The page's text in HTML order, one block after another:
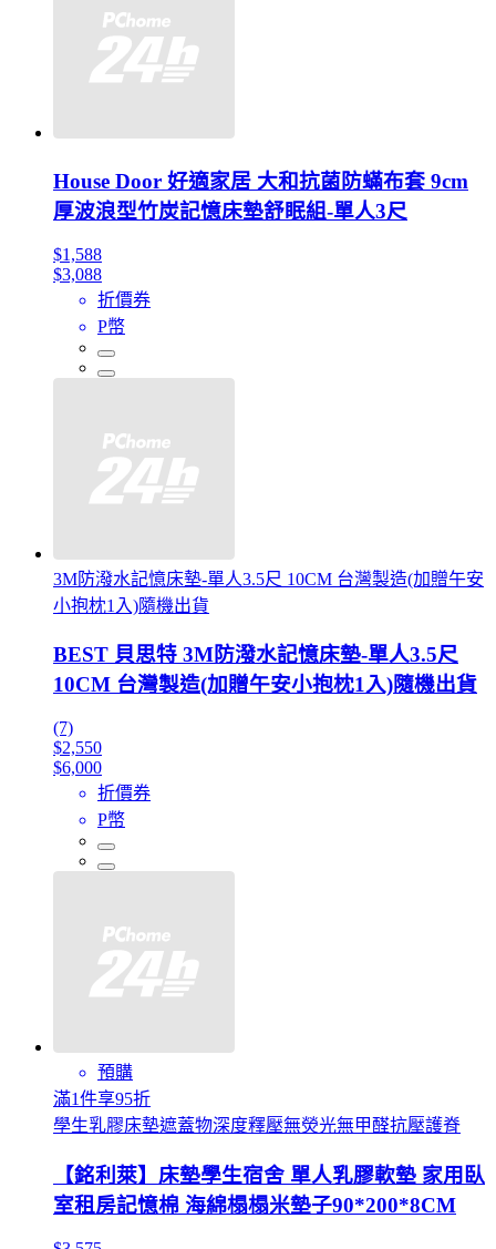
House Door 好適家居 大和抗菌防蟎布套 9cm
厚波浪型竹炭記憶床墊舒眠組-單人3尺
$1,588
$3,088
折價券
P幣
3M防潑水記憶床墊-單人3.5尺 10CM 台灣製造(加贈午安
小抱枕1入)隨機出貨
BEST 貝思特 3M防潑水記憶床墊-單人3.5尺
10CM 台灣製造(加贈午安小抱枕1入)隨機出貨
(7)
$2,550
$6,000
折價券
P幣
預購
滿1件享95折
學生乳膠床墊遮蓋物深度釋壓無熒光無甲醛抗壓護脊
【銘利萊】床墊學生宿舍 單人乳膠軟墊 家用臥
室租房記憶棉 海綿榻榻米墊子90*200*8CM